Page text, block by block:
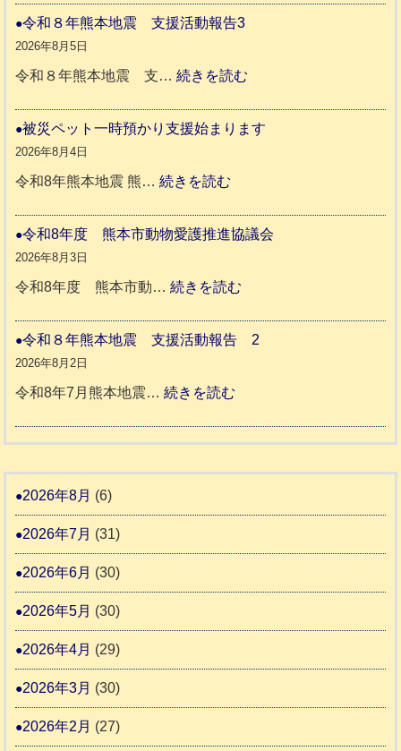
ト
人
ホ
日
記
令和８年熊本地震 支援活動報告3
2026年8月5日
令和８年熊本地震 支…続きを読む
和
本
支
報
3
被災ペット一時預かり支援始まります
2026年8月4日
令和8年熊本地震 熊…続きを読む
災
ッ
一
り
り
令和8年度 熊本市動物愛護推進協議会
2026年8月3日
令和8年度 熊本市動…続きを読む
和
市
議
令和８年熊本地震 支援活動報告 2
2026年8月2日
令和8年7月熊本地震…続きを読む
和
熊
震
援
報
2026年8月 (6)
2026年7月 (31)
2026年6月 (30)
2026年5月 (30)
2026年4月 (29)
2026年3月 (30)
2026年2月 (27)